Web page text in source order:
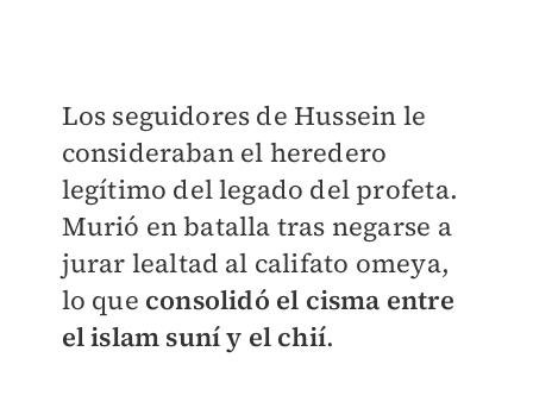
Los seguidores de Hussein le
consideraban el heredero
legítimo del legado del profeta.
Murió en batalla tras negarse a
jurar lealtad al califato omeya,
lo que consolidó el cisma entre
el islam suní y el chií.